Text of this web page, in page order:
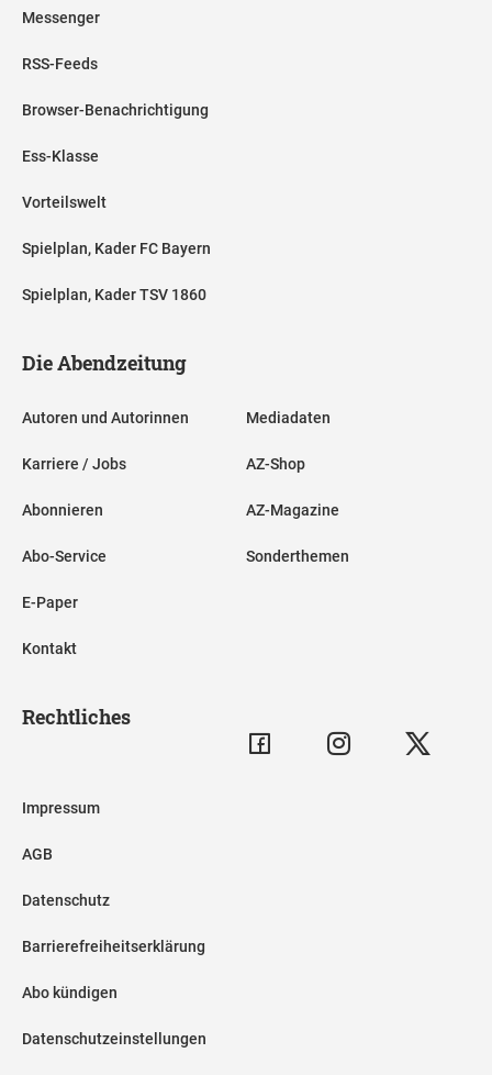
Messenger
RSS-Feeds
Browser-Benachrichtigung
Ess-Klasse
Vorteilswelt
Spielplan, Kader FC Bayern
Spielplan, Kader TSV 1860
Die Abendzeitung
Autoren und Autorinnen
Karriere / Jobs
Abonnieren
Abo-Service
E-Paper
Kontakt
Mediadaten
AZ-Shop
AZ-Magazine
Sonderthemen
Rechtliches
Impressum
AGB
Datenschutz
Barrierefreiheitserklärung
Abo kündigen
Datenschutzeinstellungen